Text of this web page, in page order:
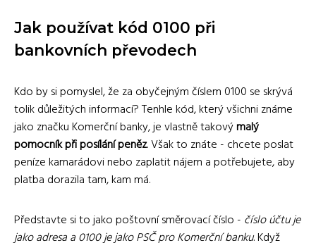
Jak používat kód 0100 při
bankovních převodech
Kdo by si pomyslel, že za obyčejným číslem 0100 se skrývá
tolik důležitých informací? Tenhle kód, který všichni známe
jako značku Komerční banky, je vlastně takovýmalý
pomocník při posílání peněz. Však to znáte - chcete poslat
peníze kamarádovi nebo zaplatit nájem a potřebujete, aby
platba dorazila tam, kam má.
Představte si to jako poštovní směrovací číslo - číslo účtu je
jako adresa a 0100 je jako PSČ pro Komerční banku. Když